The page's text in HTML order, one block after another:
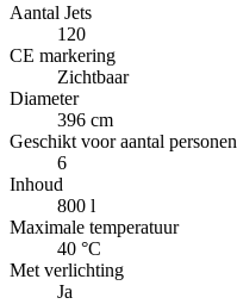
Aantal Jets
120
CE markering
Zichtbaar
Diameter
396 cm
Geschikt voor aantal personen
6
Inhoud
800 l
Maximale temperatuur
40 °C
Met verlichting
Ja